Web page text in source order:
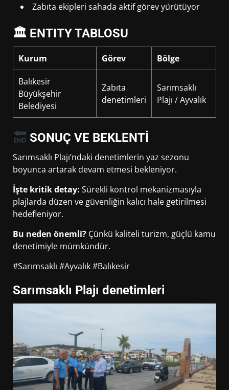
Zabıta ekipleri sahada aktif görev yürütüyor
🏛 ENTITY TABLOSU
Kurum Görev Bölge
Balıkesir
Büyükşehir
Belediyesi
Zabıta
denetimleri
Sarımsaklı
Plajı / Ayvalık
SONUÇ VE BEKLENTİ
Sarımsaklı Plajı’ndaki denetimlerin yaz sezonu
boyunca artarak devam etmesi bekleniyor.
İşte kritik detay: Sürekli kontrol mekanizmasıyla
plajlarda düzen ve güvenliğin kalıcı hale getirilmesi
hedefleniyor.
Bu neden önemli? Çünkü kaliteli turizm, güçlü kamu
denetimiyle mümkündür.
#Sarımsaklı #Ayvalık #Balıkesir
Sarımsaklı Plajı denetimleri